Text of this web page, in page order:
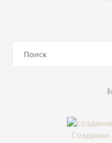
Создание